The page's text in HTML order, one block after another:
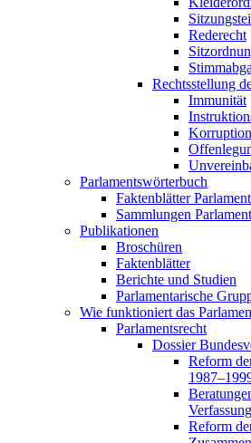
Rederecht
Rechtsstellung
Immunität
Parlamentswörterbuch
Faktenblätter
Sammlungen
Publikationen
Broschüren
Faktenblätter
Berichte und Studien
Parlamentarische
Wie funktioniert das
Parlamentsrecht
Dossier
Reform
Reform